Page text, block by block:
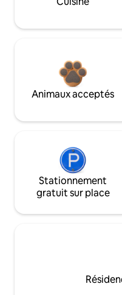
Animaux acceptés
Stationnement
gratuit sur place